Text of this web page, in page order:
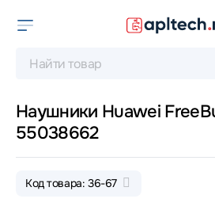
Наушники Huawei
55038662
Код товара: 36-67